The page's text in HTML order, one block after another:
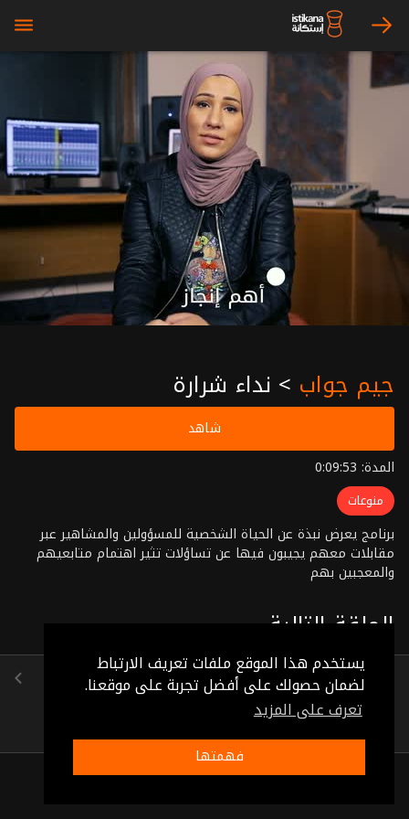
يستخدم هذا الموقع ملفات تعريف الارتباط
لضمان حصولك على أفضل تجربة على موقعنا.
تعرف على المزيد
فهمتها
arrow_right
bars
جيم جواب > نداء شرارة
شاهد
المدة: 0:09:53
منوعات
برنامج يعرض نبذة عن الحياة الشخصية للمسؤولين والمشاهير عبر
مقابلات معهم يجيبون فيها عن تساؤلات تثير اهتمام متابعيهم
والمعجبين بهم
الحلقة التالية
هند الفايز
(0:05:32)